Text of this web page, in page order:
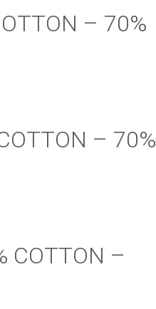
– 70%
– 70%
COTTON –